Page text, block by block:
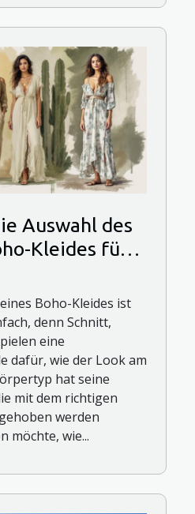
Auswahl des
Kleides für
Körpertypen
Boho-Kleides ist
denn Schnitt,
eine
dafür, wie der Look am
hat seine
mit dem richtigen
werden
möchte, wie...